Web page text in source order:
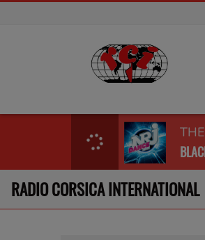
RADIO CORSICA INTERNATIONAL